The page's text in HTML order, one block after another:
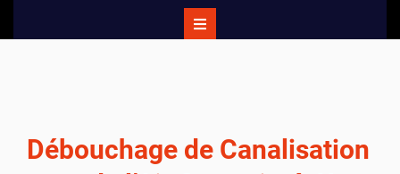
Débouchage de Canalisation